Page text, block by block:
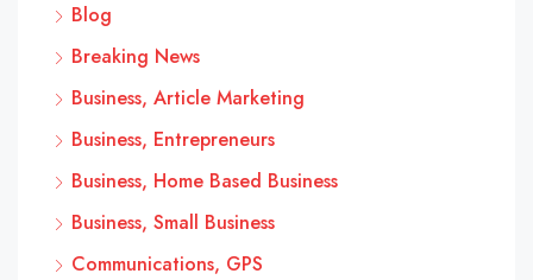
Blog
Breaking News
Business, Article Marketing
Business, Entrepreneurs
Business, Home Based Business
Business, Small Business
Communications, GPS